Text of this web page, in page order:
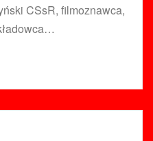
CSsR, filmoznawca,